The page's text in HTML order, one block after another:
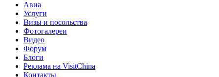
Авиа
Услуги
Визы и посольства
Фотогалереи
Видео
Форум
Блоги
Реклама на VisitChina
Контакты